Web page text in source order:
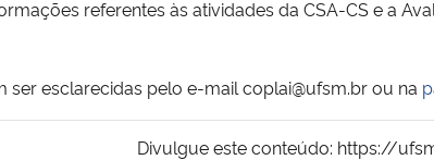
referentes às atividades da CSA-CS e a
ser esclarecidas pelo e-mail coplai@ufsm.br ou na
Divulgue este conteúdo: https://